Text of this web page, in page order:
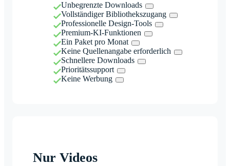
Unbegrenzte Downloads
Vollständiger Bibliothekszugang
Professionelle Design-Tools
Premium-KI-Funktionen
Ein Paket pro Monat
Keine Quellenangabe erforderlich
Schnellere Downloads
Prioritätssupport
Keine Werbung
Nur Videos